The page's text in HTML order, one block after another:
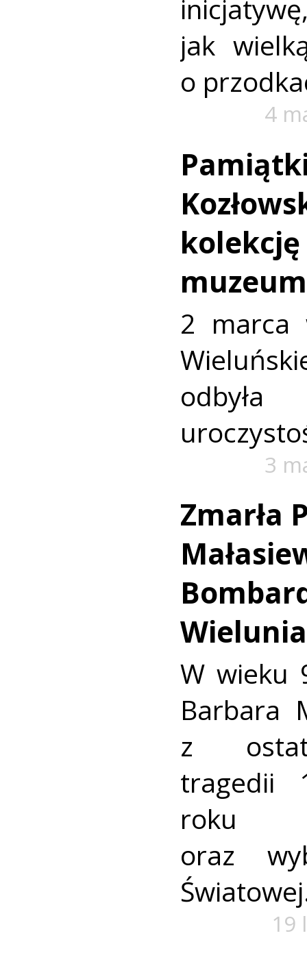
jak
o
4
muzeum
2 marca
3
Zmarła
W wieku
Barbara
z
tragedii
roku
oraz
19